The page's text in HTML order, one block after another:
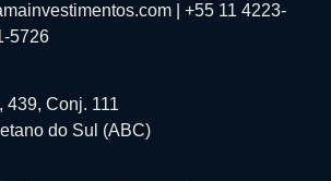
| +55 11 4223-
5726
439, Conj. 111
do Sul (ABC)